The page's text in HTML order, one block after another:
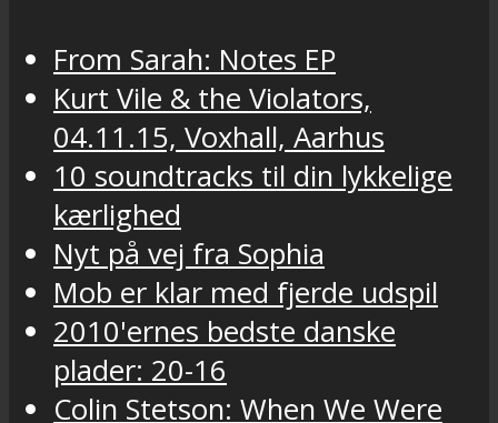
From Sarah: Notes EP
Kurt Vile & the Violators,
04.11.15, Voxhall, Aarhus
10 soundtracks til din lykkelige
kærlighed
Nyt på vej fra Sophia
Mob er klar med fjerde udspil
2010'ernes bedste danske
plader: 20-16
Colin Stetson: When We Were